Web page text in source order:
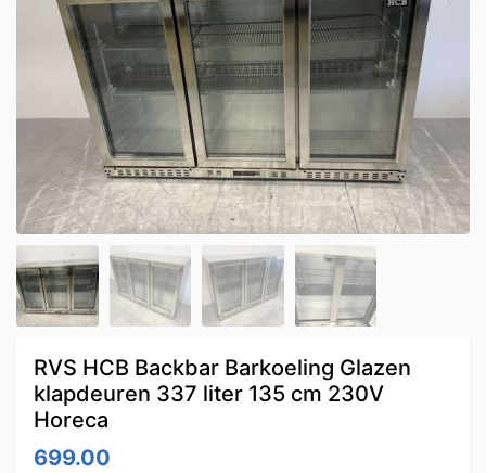
RVS HCB Backbar Barkoeling Glazen
klapdeuren 337 liter 135 cm 230V
Horeca
699.00